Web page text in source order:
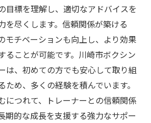
目標を理解し、適切なアドバイスを
を尽くします。信頼関係が築ける
モチベーションも向上し、より効果
ることが可能です。川崎市ボクシン
は、初めての方でも安心して取り組
ため、多くの経験を積んでいます。
につれて、トレーナーとの信頼関係
期的な成長を支援する強力なサポー